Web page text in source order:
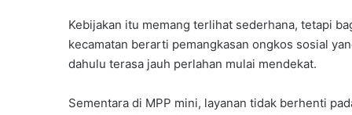
Kebijakan itu memang terlihat sederhana, tetapi
kecamatan berarti pemangkasan ongkos sosial
dahulu terasa jauh perlahan mulai mendekat.
Sementara di MPP mini, layanan tidak berhenti